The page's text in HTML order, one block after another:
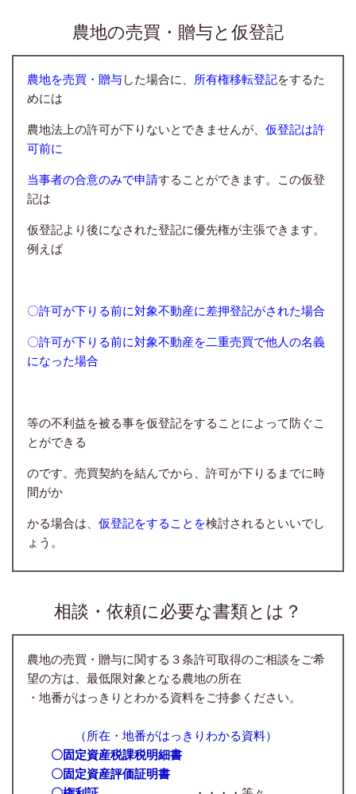
農地の売買・贈与と仮登記
農地を売買・贈与した場合に、 所有権移転登記をするた
めには
農地法上の許可が下りないとできませんが、 仮登記は許
可前に
当事者の合意のみで申請することができます。この仮登
記は
仮登記より後になされた登記に優先権が主張できます。
例えば
〇許可が下りる前に対象不動産に差押登記がされた場合
〇許可が下りる前に対象不動産を二重売買で他人の名義
になった場合
等の不利益を被る事を仮登記をすることによって防ぐこ
とができる
のです。売買契約を結んでから、許可が下りるまでに時
間がか
かる場合は、 仮登記をすることを検討されるといいでし
ょう。
相談・依頼に必要な書類とは？
農地の売買・贈与に関する３条許可取得のご相談をご希
望の方は、最低限対象となる農地の所在
・地番がはっきりとわかる資料をご持参ください。
（所在・地番がはっきりわかる資料）
〇固定資産税課税明細書
〇固定資産評価証明書